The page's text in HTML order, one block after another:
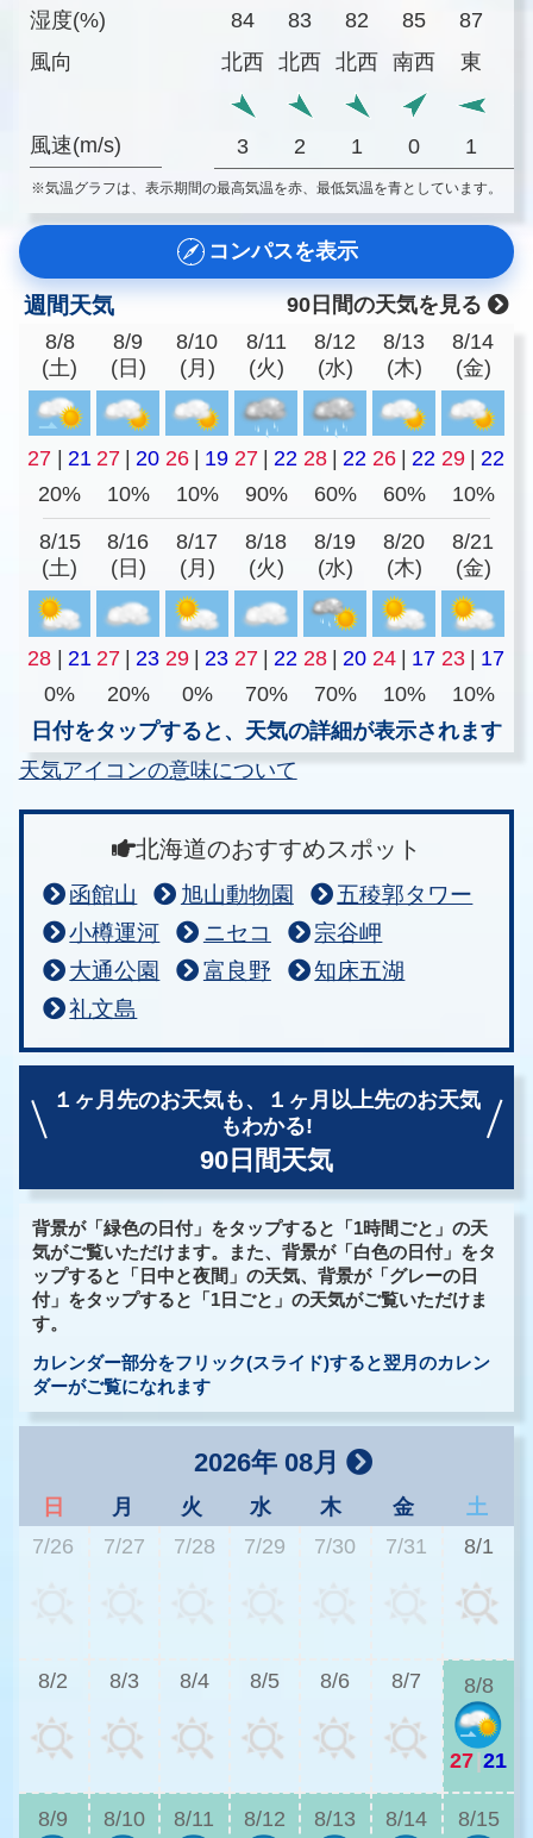
湿度(%)
風向
風速(m/s)
84
83 82 85 87
北西
北西 北西 南西 東
3 2 1 0 1
※気温グラフは、表示期間の最高気温を赤、最低気温を青としています。
コンパスを表示
週間天気
90日間の天気を見る
8/8
(土)
8/9
(日)
8/10
(月)
8/11
(火)
8/12
(水)
8/13
(木)
8/14
(金)
27 21 27 20 26 19 27 22 28 22 26 22 29
22
20%
10% 10% 90% 60% 60% 10%
8/15
(土)
8/16
(日)
8/17
(月)
8/18
(火)
8/19
(水)
8/20
(木)
8/21
(金)
28 21 27 23 29 23 27 22 28 20 24 17 23
17
0%
20% 0% 70% 70% 10%
10%
日付をタップすると、天気の詳細が表示されます
天気アイコンの意味について
北海道のおすすめスポット
函館山 旭山動物園
五稜郭タワー
小樽運河
ニセコ
宗谷岬
大通公園
富良野
知床五湖
礼文島
１ヶ月先のお天気も、
１ヶ月以上先のお天気
もわかる!
90日間天気
背景が「緑色の日付」をタップすると「1時間ごと」の天
気がご覧いただけます。また、背景が「白色の日付」をタ
ップすると「日中と夜間」の天気、背景が「グレーの日
付」をタップすると「1日ごと」の天気がご覧いただけま
す。
カレンダー部分をフリック(スライド)すると翌月のカレン
ダーがご覧になれます
2026年 08月
日 月 火 水 木 金
土
7/26
7/27 7/28 7/29 7/30 7/31 8/1
8/2 8/3 8/4 8/5 8/6 8/7 8/8
27|21
8/9 8/10 8/11 8/12 8/13 8/14 8/15